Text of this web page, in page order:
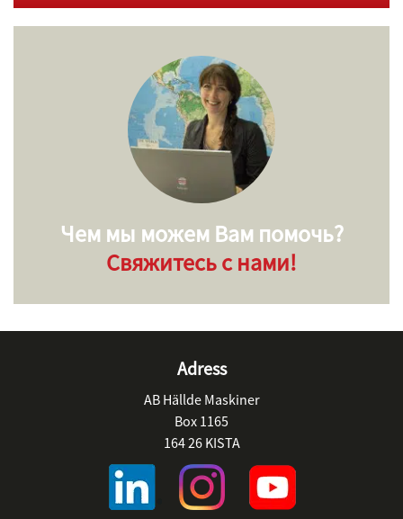
Чем мы можем Вам помочь?
Свяжитесь с нами!
Adress
AB Hällde Maskiner
Box 1165
164 26 KISTA